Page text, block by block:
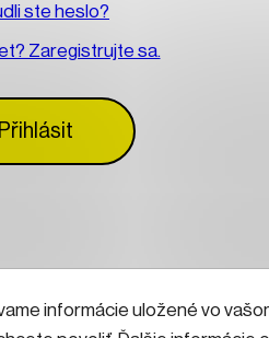
informácie uložené vo
ste heslo?
Zaregistrujte sa.
Přihlásit